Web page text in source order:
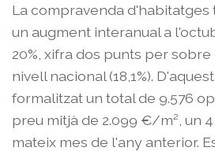
La compravenda d'habitatges
un augment interanual a
20%, xifra dos punts per
nivell nacional (18,1%).
formalitzat un total de 9.576
preu mitjà de 2.099 €/m², un
mateix mes de l'any anterior.